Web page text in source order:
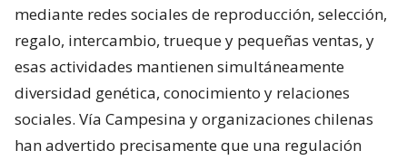
mediante redes sociales de reproducción, selección,
regalo, intercambio, trueque y pequeñas ventas, y
esas actividades mantienen simultáneamente
diversidad genética, conocimiento y relaciones
sociales. Vía Campesina y organizaciones chilenas
han advertido precisamente que una regulación